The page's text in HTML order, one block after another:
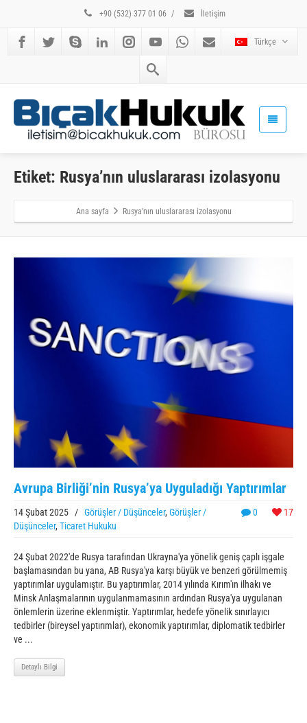
+90 (532) 377 01 06 / İletişim
Türkçe
Etiket: Rusya’nın uluslararası izolasyonu
Ana sayfa Rusya’nın uluslararası izolasyonu
Avrupa Birliği’nin Rusya’ya Uyguladığı Yaptırımlar
0 17
14 Şubat 2025 / Görüşler / Düşünceler, Görüşler /
Düşünceler, Ticaret Hukuku
24 Şubat 2022'de Rusya tarafından Ukrayna'ya yönelik geniş çaplı işgale
başlamasından bu yana, AB Rusya'ya karşı büyük ve benzeri görülmemiş
yaptırımlar uygulamıştır. Bu yaptırımlar, 2014 yılında Kırım'ın ilhakı ve
Minsk Anlaşmalarının uygulanmamasının ardından Rusya'ya uygulanan
önlemlerin üzerine eklenmiştir. Yaptırımlar, hedefe yönelik sınırlayıcı
tedbirler (bireysel yaptırımlar), ekonomik yaptırımlar, diplomatik tedbirler
ve ...
Detaylı Bilgi